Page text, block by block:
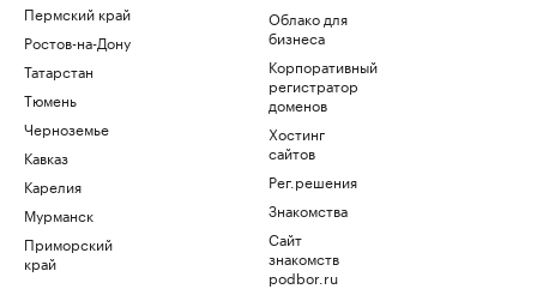
Пермский край
Ростов-на-Дону
Татарстан
Тюмень
Черноземье
Кавказ
Карелия
Мурманск
Приморский
край
Облако для
бизнеса
Корпоративный
регистратор
доменов
Хостинг
сайтов
Рег.решения
Знакомства
Сайт
знакомств
podbor.ru